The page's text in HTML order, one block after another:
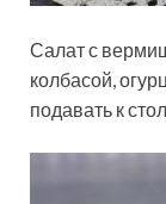
Салат с
колбасой,
подавать к